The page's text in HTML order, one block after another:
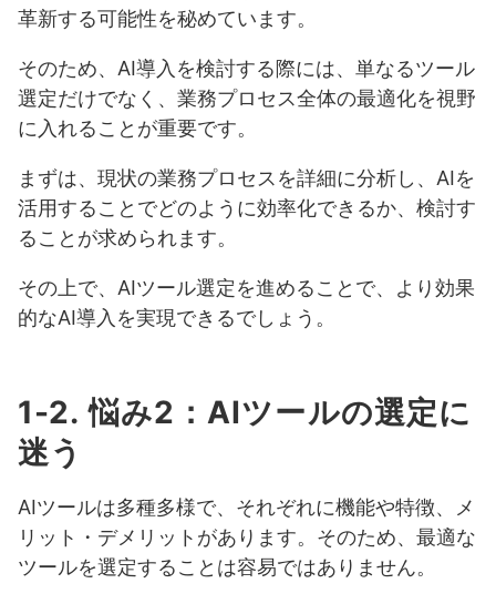
革新する可能性を秘めています。
そのため、AI導入を検討する際には、単なるツール
選定だけでなく、業務プロセス全体の最適化を視野
に入れることが重要です。
まずは、現状の業務プロセスを詳細に分析し、AIを
活用することでどのように効率化できるか、検討す
ることが求められます。
その上で、AIツール選定を進めることで、より効果
的なAI導入を実現できるでしょう。
1-2. 悩み2：AIツールの選定に
迷う
AIツールは多種多様で、それぞれに機能や特徴、メ
リット・デメリットがあります。そのため、最適な
ツールを選定することは容易ではありません。